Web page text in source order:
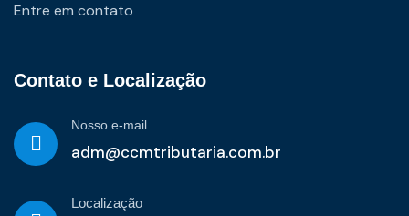
Entre em contato
Contato e Localização
Nosso e-mail
adm@ccmtributaria.com.br
Localização